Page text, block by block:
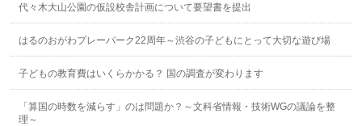
代々木大山公園の仮設校舎計画について要望書を提出
はるのおがわプレーパーク22周年～渋谷の子どもにとって大切な遊び場
子どもの教育費はいくらかかる？ 国の調査が変わります
「算国の時数を減らす」のは問題か？～文科省情報・技術WGの議論を整
理～